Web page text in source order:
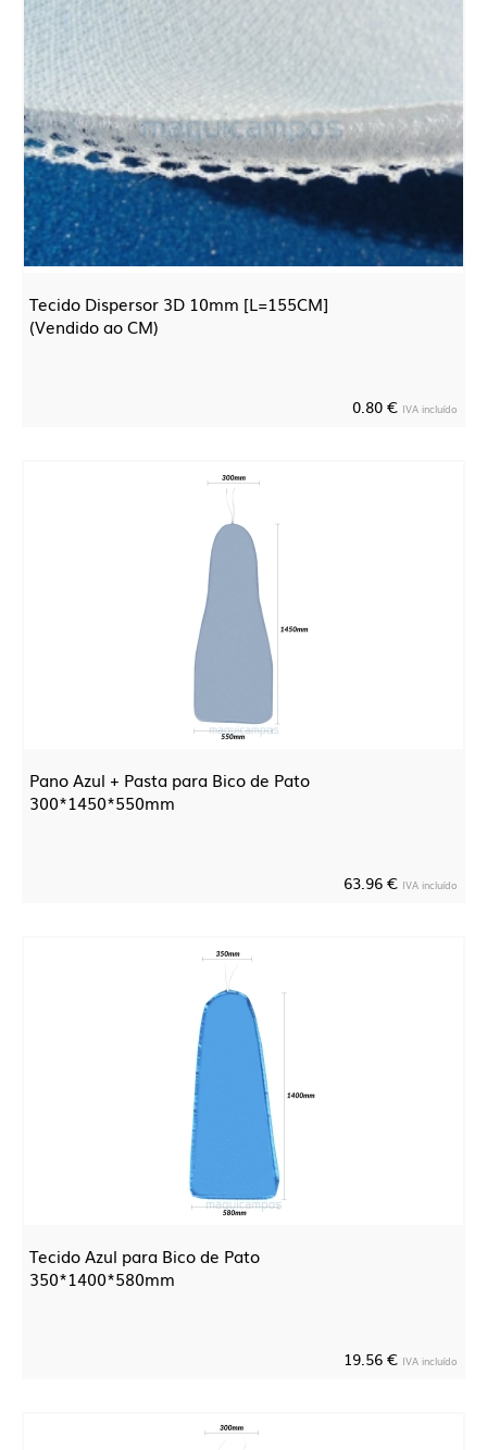
Tecido Dispersor 3D 10mm [L=155CM]
(Vendido ao CM)
0.80 € IVA incluído
Pano Azul + Pasta para Bico de Pato
300*1450*550mm
63.96 € IVA incluído
Tecido Azul para Bico de Pato
350*1400*580mm
19.56 € IVA incluído